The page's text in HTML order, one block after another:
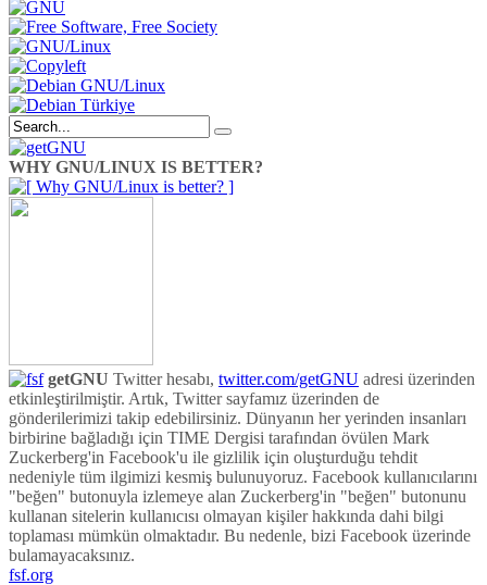
WHY GNU/LINUX IS BETTER?
getGNU Twitter hesabı, twitter.com/getGNU adresi üzerinden
etkinleştirilmiştir. Artık, Twitter sayfamız üzerinden de
gönderilerimizi takip edebilirsiniz. Dünyanın her yerinden insanları
birbirine bağladığı için TIME Dergisi tarafından övülen Mark
Zuckerberg'in Facebook'u ile gizlilik için oluşturduğu tehdit
nedeniyle tüm ilgimizi kesmiş bulunuyoruz. Facebook kullanıcılarını
"beğen" butonuyla izlemeye alan Zuckerberg'in "beğen" butonunu
kullanan sitelerin kullanıcısı olmayan kişiler hakkında dahi bilgi
toplaması mümkün olmaktadır. Bu nedenle, bizi Facebook üzerinde
bulamayacaksınız.
fsf.org